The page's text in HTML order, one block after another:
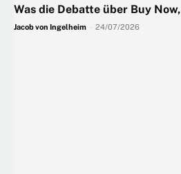
Was die Debatte über Buy
Jacob von Ingelheim 24/07/2026